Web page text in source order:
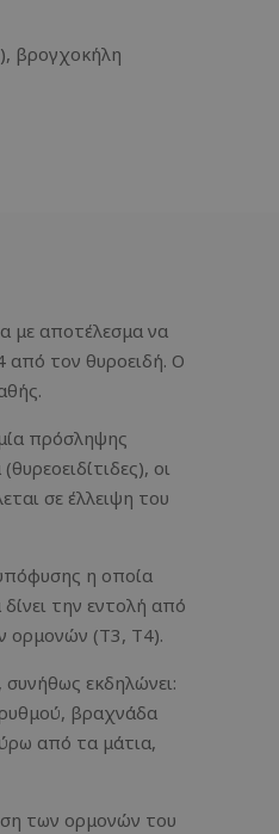
βρογχοκήλη
με αποτέλεσμα να
από τον θυροειδή. Ο
πρόσληψης
οι
σε έλλειψη του
η οποία
την εντολή από
ορμονών (Τ3, Τ4).
εκδηλώνει:
βραχνάδα
από τα μάτια,
των ορμονών του